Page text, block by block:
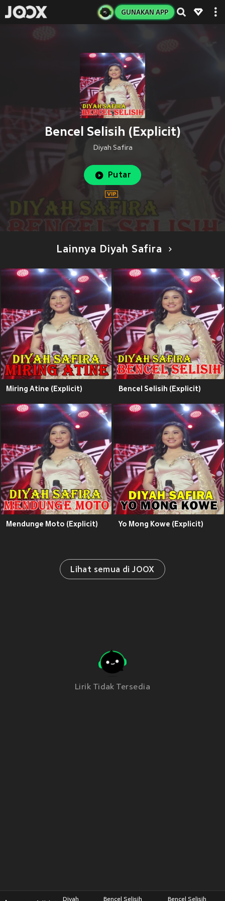
GUNAKAN APP
Bencel Selisih (Explicit)
Diyah Safira
Putar
Lainnya Diyah Safira
Miring Atine (Explicit) Bencel Selisih (Explicit)
Mendunge Moto (Explicit) Yo Mong Kowe (Explicit)
Lihat semua di JOOX
Lirik Tidak Tersedia
Diyah Bencel Selisih Bencel Selisih